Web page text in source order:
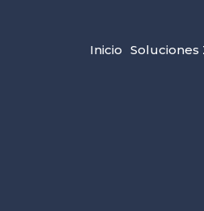
Inicio Soluciones